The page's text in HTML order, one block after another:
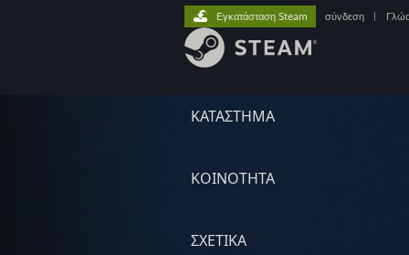
ΚΑΤΑΣΤΗΜΑ
ΚΟΙΝΟΤΗΤΑ
ΣΧΕΤΙΚΆ
Εγκατάσταση Steam σύνδεση